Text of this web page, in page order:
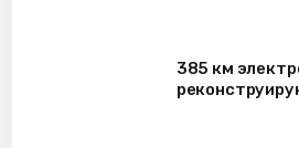
385 км